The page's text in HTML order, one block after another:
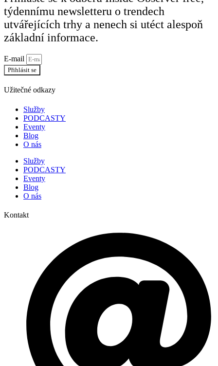
týdennímu newsletteru o trendech
utvářejících trhy a nenech si utéct alespoň
základní informace.
E-mail
Přihlásit se
Užitečné odkazy
Služby
PODCASTY
Eventy
Blog
O nás
Služby
PODCASTY
Eventy
Blog
O nás
Kontakt